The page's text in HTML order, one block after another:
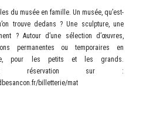
du musée en famille. Un musée, qu’est-
trouve dedans ? Une sculpture, une
? Autour d’une sélection d’œuvres,
permanentes ou temporaires en
pour les petits et les grands.
et réservation sur :
billetterie/mat